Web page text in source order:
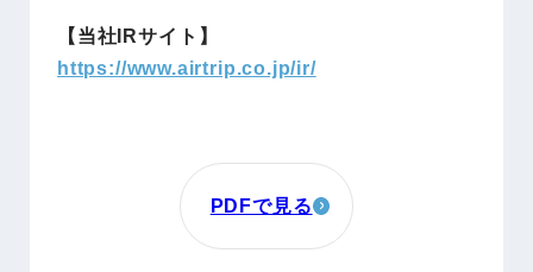
【当社IRサイト】
https://www.airtrip.co.jp/ir/
PDFで見る